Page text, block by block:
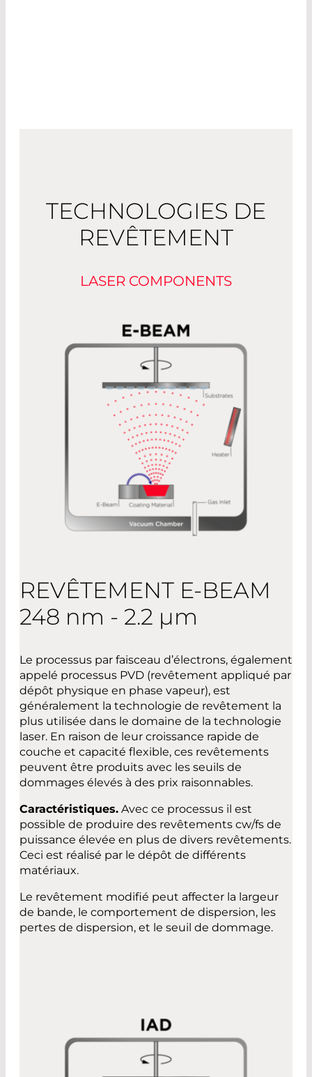
TECHNOLOGIES DE
REVÊTEMENT
LASER COMPONENTS
REVÊTEMENT E-BEAM
248 nm - 2.2 µm
Le processus par faisceau d’électrons, également
appelé processus PVD (revêtement appliqué par
dépôt physique en phase vapeur), est
généralement la technologie de revêtement la
plus utilisée dans le domaine de la technologie
laser. En raison de leur croissance rapide de
couche et capacité flexible, ces revêtements
peuvent être produits avec les seuils de
dommages élevés à des prix raisonnables.
Caractéristiques. Avec ce processus il est
possible de produire des revêtements cw/fs de
puissance élevée en plus de divers revêtements.
Ceci est réalisé par le dépôt de différents
matériaux.
Le revêtement modifié peut affecter la largeur
de bande, le comportement de dispersion, les
pertes de dispersion, et le seuil de dommage.